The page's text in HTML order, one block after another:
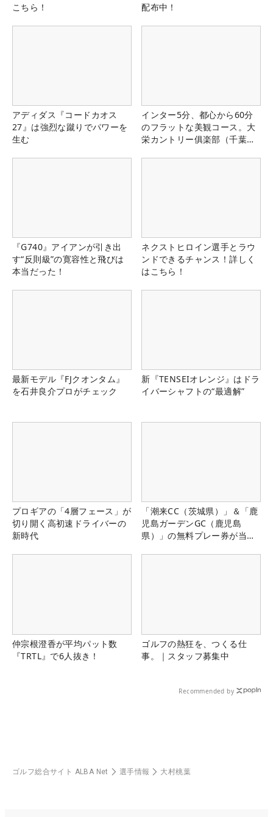
こちら！
配布中！
アディダス『コードカオス
27』は強烈な蹴りでパワーを
生む
インター5分、都心から60分
のフラットな美観コース。大
栄カントリー俱楽部（千葉
『G740』アイアンが引き出
す“反則級”の寛容性と飛びは
本当だった！
ネクストヒロイン選手とラウ
ンドできるチャンス！詳しく
はこちら！
最新モデル『FJクオンタム』
を石井良介プロがチェック
新『TENSEIオレンジ』はドラ
イバーシャフトの“最適解”
プロギアの「4層フェース」が
切り開く高初速ドライバーの
新時代
「潮来CC（茨城県）」＆「鹿
児島ガーデンGC（鹿児島
県）」の無料プレー券が当た
仲宗根澄香が平均パット数
『TRTL』で6人抜き！
ゴルフの熱狂を、つくる仕
事。｜スタッフ募集中
Recommended by
ゴルフ総合サイト ALBA Net 選手情報 大村桃葉